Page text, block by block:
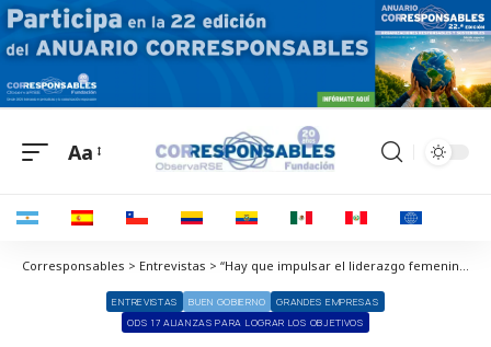
Aa
Corresponsables > Entrevistas > “Hay que impulsar el liderazgo femenino en la alta dirección y en los Consejos de Administración”
ENTREVISTAS BUEN GOBIERNO
GRANDES EMPRESAS
ODS 17 ALIANZAS PARA LOGRAR LOS OBJETIVOS